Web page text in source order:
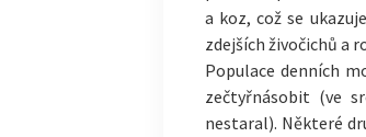
a koz, což se
zdejších živočichů a
Populace denních
zečtyřnásobit (ve
nestaral). Některé